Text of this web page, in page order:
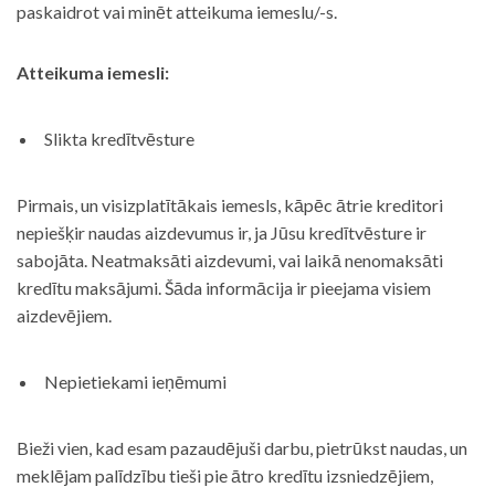
paskaidrot vai minēt atteikuma iemeslu/-s.
Atteikuma iemesli:
Slikta kredītvēsture
Pirmais, un visizplatītākais iemesls, kāpēc ātrie kreditori
nepiešķir naudas aizdevumus ir, ja Jūsu kredītvēsture ir
sabojāta. Neatmaksāti aizdevumi, vai laikā nenomaksāti
kredītu maksājumi. Šāda informācija ir pieejama visiem
aizdevējiem.
Nepietiekami ieņēmumi
Bieži vien, kad esam pazaudējuši darbu, pietrūkst naudas, un
meklējam palīdzību tieši pie ātro kredītu izsniedzējiem,